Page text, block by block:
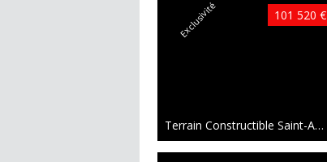
Exclusivité 101 520 €
Terrain Constructible Saint-André 03 a 14 ca